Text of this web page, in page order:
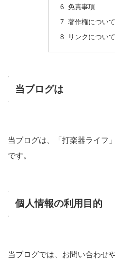
免責事項
著作権について
リンクについて
当ブログは
当ブログは、「打楽器ライフ
です。
個人情報の利用目的
当ブログでは、お問い合わせ